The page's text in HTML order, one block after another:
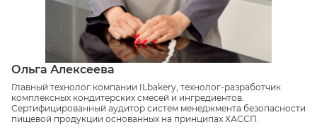
Ольга Алексеева
Главный технолог компании ILbakery, технолог-разработчик
комплексных кондитерских смесей и ингредиентов.
Сертифицированный аудитор систем менеджмента безопасности
пищевой продукции основанных на принципах ХАССП.